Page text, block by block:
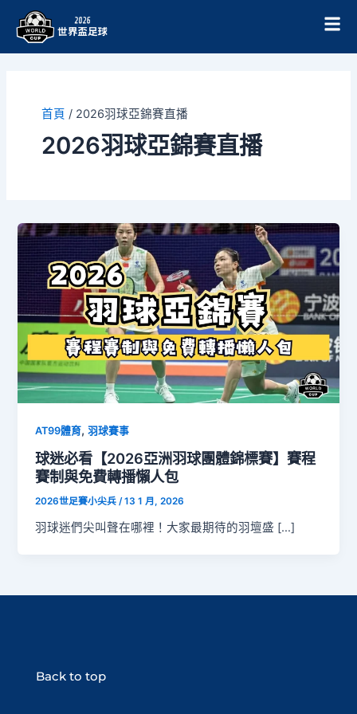
首頁 / 2026羽球亞錦賽直播
2026羽球亞錦賽直播
AT99體育,羽球賽事
球迷必看【2026亞洲羽球團體錦標賽】賽程
賽制與免費轉播懶人包
2026世足賽小尖兵/13 1 月, 2026
羽球迷們尖叫聲在哪裡！大家最期待的羽壇盛 […]
Back to top